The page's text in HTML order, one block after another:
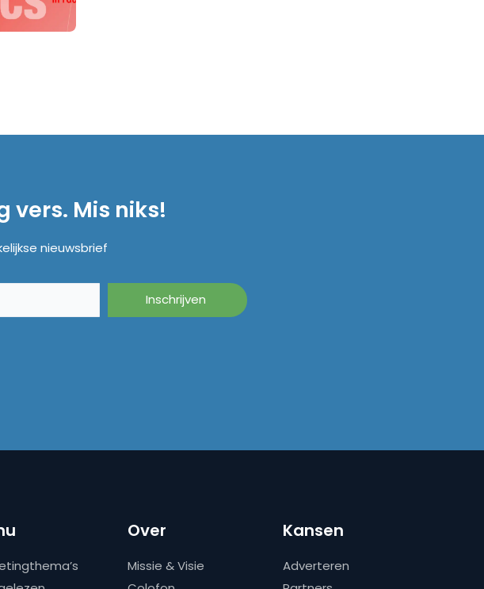
vers. Mis niks!
nieuwsbrief
Over
Missie & Visie
Kansen
Adverteren